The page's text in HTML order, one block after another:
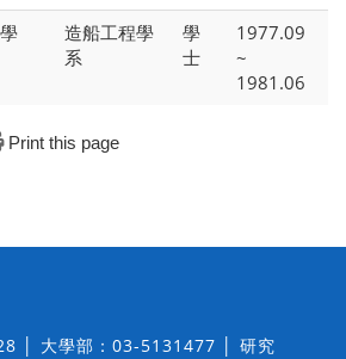
造船工程學
系
學
士
1977.09
~
1981.06
Print this page
│ 大學部：03-5131477 │ 研究